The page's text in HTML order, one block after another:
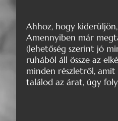
Ahhoz, hogy
Amennyiben már
(lehetőség szerint jó
ruhából áll össze az
minden részletről, amit
találod az árat, úgy